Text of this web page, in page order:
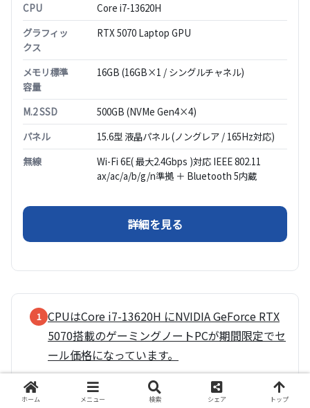
CPU
Core i7-13620H
グラフィッ
クス
RTX 5070 Laptop GPU
メモリ標準
容量
16GB (16GB×1 / シングルチャネル)
M.2 SSD
500GB (NVMe Gen4×4)
パネル
15.6型 液晶パネル (ノングレア / 165Hz対応)
無線
Wi-Fi 6E( 最大2.4Gbps )対応 IEEE 802.11
ax/ac/a/b/g/n準拠 ＋ Bluetooth 5内蔵
詳細を見る
1 CPUはCore i7-13620H にNVIDIA GeForce RTX
5070搭載のゲーミングノートPCが期間限定でセ
ール価格になっています。
2
15.6型のディスプレイにリフレッシュレート
144Hz液晶搭載、FPSなどのゲームプレイにお
ホーム メニュー 検索 シェア トップ